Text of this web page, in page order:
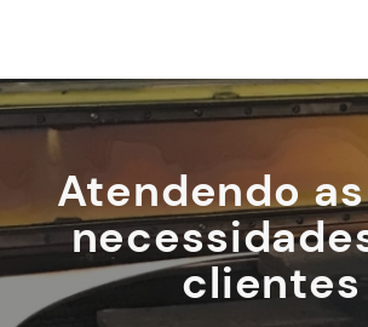
Atendendo
clientes